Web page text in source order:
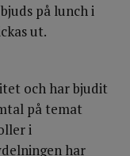
på lunch i
ut.
och har bjudit
på temat
i
har